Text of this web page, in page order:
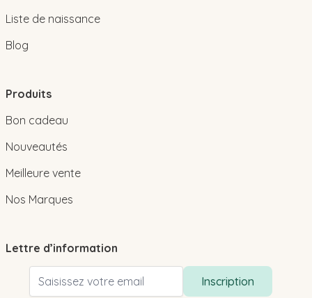
Liste de naissance
Blog
Produits
Bon cadeau
Nouveautés
Meilleure vente
Nos Marques
Lettre d’information
Adresse email
Inscription